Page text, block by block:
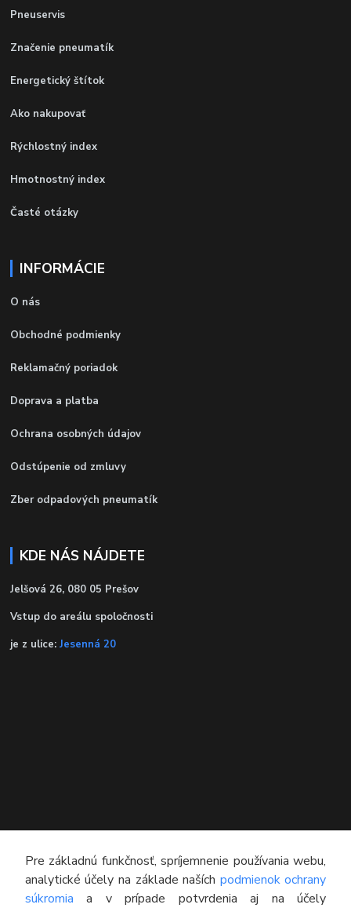
Pneuservis
Značenie pneumatík
Energetický štítok
Ako nakupovať
Rýchlostný index
Hmotnostný index
Časté otázky
INFORMÁCIE
O nás
Obchodné podmienky
Reklamačný poriadok
Doprava a platba
Ochrana osobných údajov
Odstúpenie od zmluvy
Zber odpadových pneumatík
KDE NÁS NÁJDETE
Jelšová 26, 080 05 Prešov
Vstup do areálu spoločnosti
je z ulice: Jesenná 20
KONTAKT
Technický poradca
Pre základnú funkčnosť, spríjemnenie používania webu,
analytické účely na základe naších podmienok ochrany
súkromia a v prípade potvrdenia aj na účely